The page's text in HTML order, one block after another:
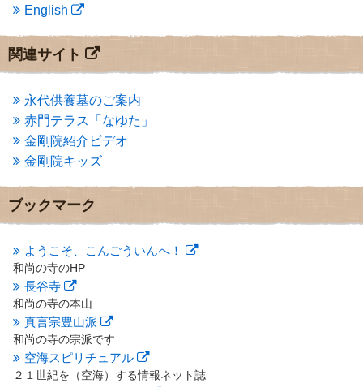
2013年9月(4)
2013年7月
(7)
2013年6月 (6)
2013年5月(13)
2013年4月(1)
2013年3月
(4)
2013年2月(6)
2013年1月(6)
2012年12月(7)
2012年10月(5)
2012年9月
(8)
2012年7月
(10)
2012年6月(14)
2012年5月
2012年4月(16)
2012年3月 (17)
2012年2月(20)
2012年1月(25)
2011年12月(22)
2011年11月(28)
English
関連サイト
永代供養墓のご案内
赤門テラス「なゆた」
金剛院紹介ビデオ
金剛院キッズ
ブックマーク
ようこそ、こんごういんへ！
和尚の寺のHP
長谷寺
和尚の寺の本山
真言宗豊山派
和尚の寺の宗派です
空海スピリチュアル
２１世紀を（空海）する情報ネット誌